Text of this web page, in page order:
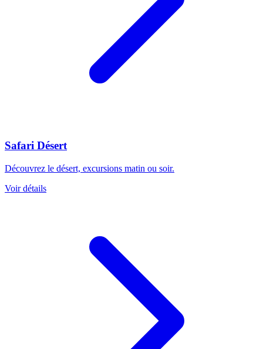
Safari Désert
Découvrez le désert, excursions matin ou soir.
Voir détails